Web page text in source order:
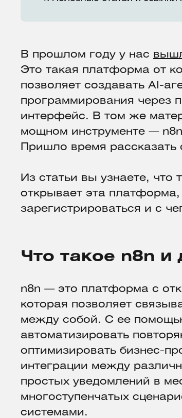
В прошлом году у нас
Это такая платформа от
позволяет создавать AI-
программирования через
интерфейс. В том же
мощном инструменте — n8n
Пришло время рассказать
Из статьи вы узнаете, что
открывает эта платформа,
зарегистрироваться и с
Что такое n8n и
n8n — это платформа с
которая позволяет
между собой. С ее
автоматизировать
оптимизировать бизнес-
интеграции между
простых уведомлений в
многоступенчатых
системами.